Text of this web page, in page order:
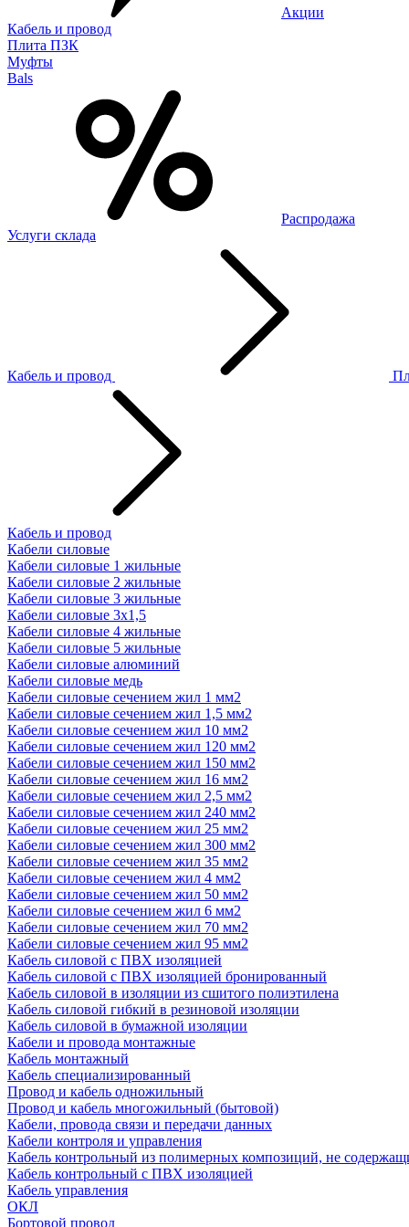
Акции
Кабель и провод
Плита ПЗК
Муфты
Bals
Распродажа
Услуги склада
Кабель и провод
Кабель и провод
Кабели силовые
Кабели силовые 1 жильные
Кабели силовые 2 жильные
Кабели силовые 3 жильные
Кабели силовые 3х1,5
Кабели силовые 4 жильные
Кабели силовые 5 жильные
Кабели силовые алюминий
Кабели силовые медь
Кабели силовые сечением жил 1 мм2
Кабели силовые сечением жил 1,5 мм2
Кабели силовые сечением жил 10 мм2
Кабели силовые сечением жил 120 мм2
Кабели силовые сечением жил 150 мм2
Кабели силовые сечением жил 16 мм2
Кабели силовые сечением жил 2,5 мм2
Кабели силовые сечением жил 240 мм2
Кабели силовые сечением жил 25 мм2
Кабели силовые сечением жил 300 мм2
Кабели силовые сечением жил 35 мм2
Кабели силовые сечением жил 4 мм2
Кабели силовые сечением жил 50 мм2
Кабели силовые сечением жил 6 мм2
Кабели силовые сечением жил 70 мм2
Кабели силовые сечением жил 95 мм2
Кабель силовой с ПВХ изоляцией
Кабель силовой с ПВХ изоляцией бронированный
Кабель силовой в изоляции из сшитого полиэтилена
Кабель силовой гибкий в резиновой изоляции
Кабель силовой в бумажной изоляции
Кабели и провода монтажные
Кабель монтажный
Кабель специализированный
Провод и кабель одножильный
Провод и кабель многожильный (бытовой)
Кабели, провода связи и передачи данных
Кабели контроля и управления
Кабель контрольный из полимерных композиций, не
Кабель контрольный с ПВХ изоляцией
Кабель управления
ОКЛ
Бортовой провод